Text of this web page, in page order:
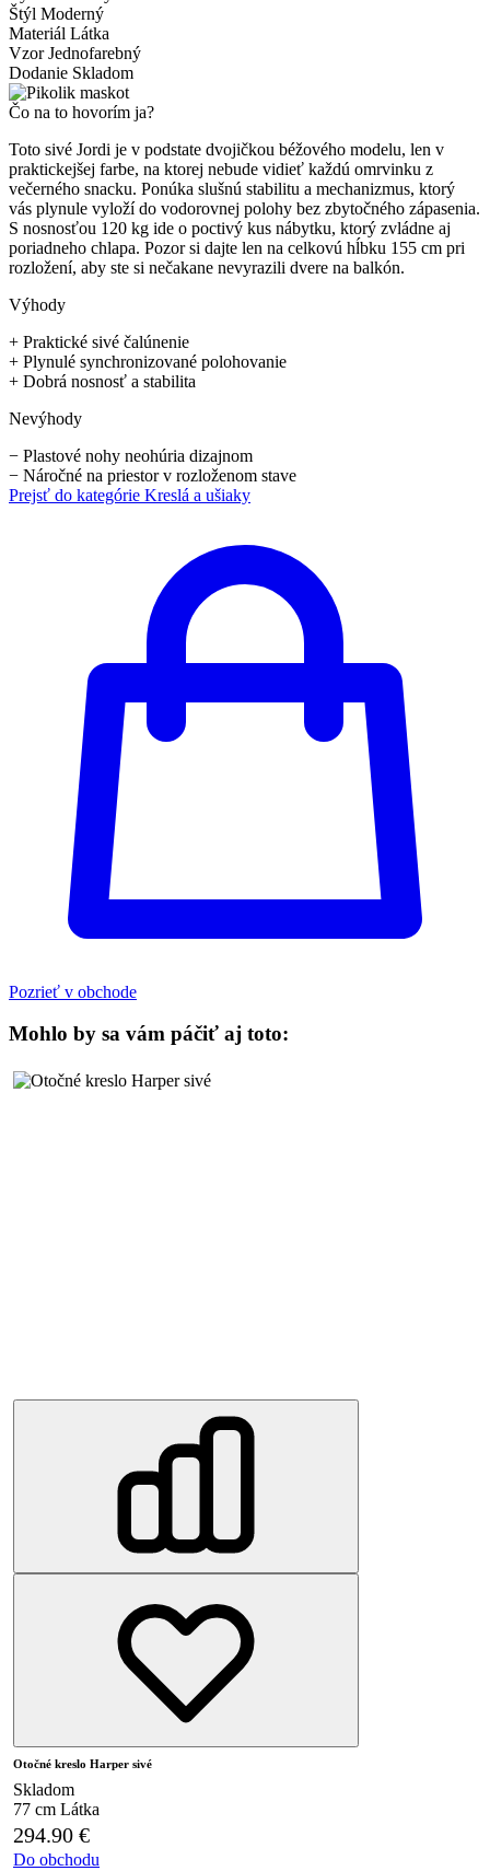
Štýl Moderný
Materiál Látka
Vzor Jednofarebný
Dodanie Skladom
Čo na to hovorím ja?
Toto sivé Jordi je v podstate dvojičkou béžového modelu, len v
praktickejšej farbe, na ktorej nebude vidieť každú omrvinku z
večerného snacku. Ponúka slušnú stabilitu a mechanizmus, ktorý
vás plynule vyloží do vodorovnej polohy bez zbytočného zápasenia.
S nosnosťou 120 kg ide o poctivý kus nábytku, ktorý zvládne aj
poriadneho chlapa. Pozor si dajte len na celkovú hĺbku 155 cm pri
rozložení, aby ste si nečakane nevyrazili dvere na balkón.
Výhody
+ Praktické sivé čalúnenie
+ Plynulé synchronizované polohovanie
+ Dobrá nosnosť a stabilita
Nevýhody
− Plastové nohy neohúria dizajnom
− Náročné na priestor v rozloženom stave
Prejsť do kategórie Kreslá a ušiaky
Pozrieť v obchode
Mohlo by sa vám páčiť aj toto:
Otočné kreslo Harper sivé
Skladom
77 cm Látka
294.90 €
Do obchodu